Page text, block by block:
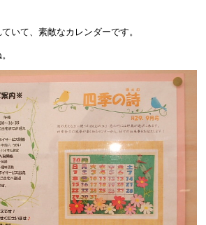
いて、素敵なカレンダーです。